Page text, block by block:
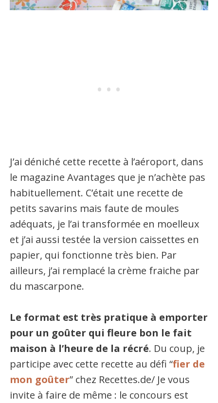
J’ai déniché cette recette à l’aéroport, dans
le magazine Avantages que je n’achète pas
habituellement. C’était une recette de
petits savarins mais faute de moules
adéquats, je l’ai transformée en moelleux
et j’ai aussi testée la version caissettes en
papier, qui fonctionne très bien. Par
ailleurs, j’ai remplacé la crème fraiche par
du mascarpone.
Le format est très pratique à emporter
pour un goûter qui fleure bon le fait
maison à l’heure de la récré. Du coup, je
participe avec cette recette au défi “fier de
mon goûter” chez Recettes.de/ Je vous
invite à faire de même : le concours est